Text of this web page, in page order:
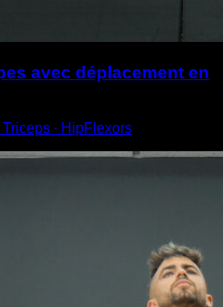
avec déplacement en
∙ HipFlexors